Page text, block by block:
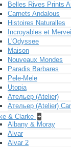
Belles Rives Prints
Carnets Andalous
Histoires Naturalles
Incroyables et
L'Odyssee
Maison
Nouveaux Mondes
Paradis Barbares
Pele-Mele
Utopia
Ательер (Atelier)
Ательер (Atelier)
& Clarke +
Albany & Moray
Alvar
Alvar 2